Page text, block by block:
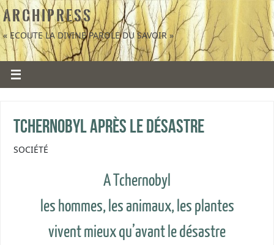
A R C H I P R E S S
« ECOUTE LA DIVINE PAROLE DU SAVOIR »
Tchernobyl après le désastre
SOCIÉTÉ
A Tchernobyl
les hommes, les animaux, les plantes
vivent mieux qu’avant le désastre